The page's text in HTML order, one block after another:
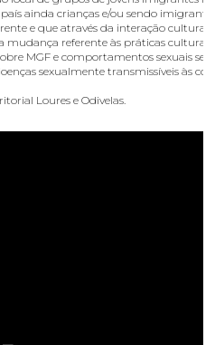
ainda crianças e/ou sendo
e que através da interação cultural
mudança referente às práticas culturais
MGF e comportamentos sexuais
sexualmente transmissíveis às
Loures e Odivelas.